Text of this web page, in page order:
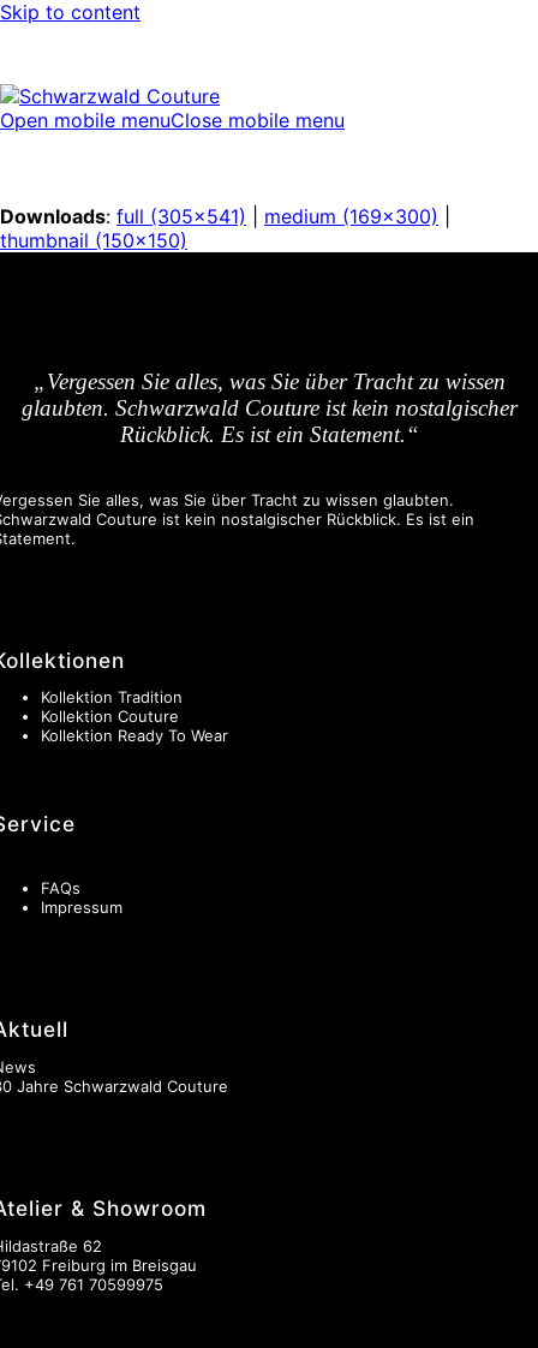
Skip to content
Open mobile menuClose mobile menu
Downloads: full (305x541) medium (169x300)
thumbnail (150x150)
„Vergessen Sie alles, was Sie über Tracht zu wissen
glaubten. Schwarzwald Couture ist kein nostalgischer
Rückblick. Es ist ein Statement.“
Sie alles, was Sie über Tracht zu wissen glaubten.
Couture ist kein nostalgischer Rückblick. Es ist ein
Kollektion Tradition
Kollektion Couture
Kollektion Ready To Wear
FAQs
Impressum
Jahre Schwarzwald Couture
& Showroom
62
Freiburg im Breisgau
+49 761 70599975